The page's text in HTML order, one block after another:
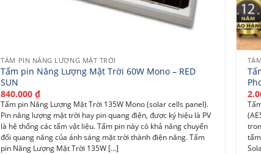
TẤM PIN NĂNG LƯỢNG MẶT TRỜI
Tấm pin Năng Lượng Mặt Trời 60W Mono – RED
SUN
840.000₫
Tấm pin Năng Lượng Mặt Trời 135W Mono (solar cells panel).
Pin năng lượng mặt trời hay pin quang điện, được ký hiệu là PV
là hệ thống các tấm vật liệu. Tấm pin này có khả năng chuyển
đổi quang năng của ánh sáng mặt trời thành điện năng. Tấm
pin Năng Lượng Mặt Trời 135W [...]